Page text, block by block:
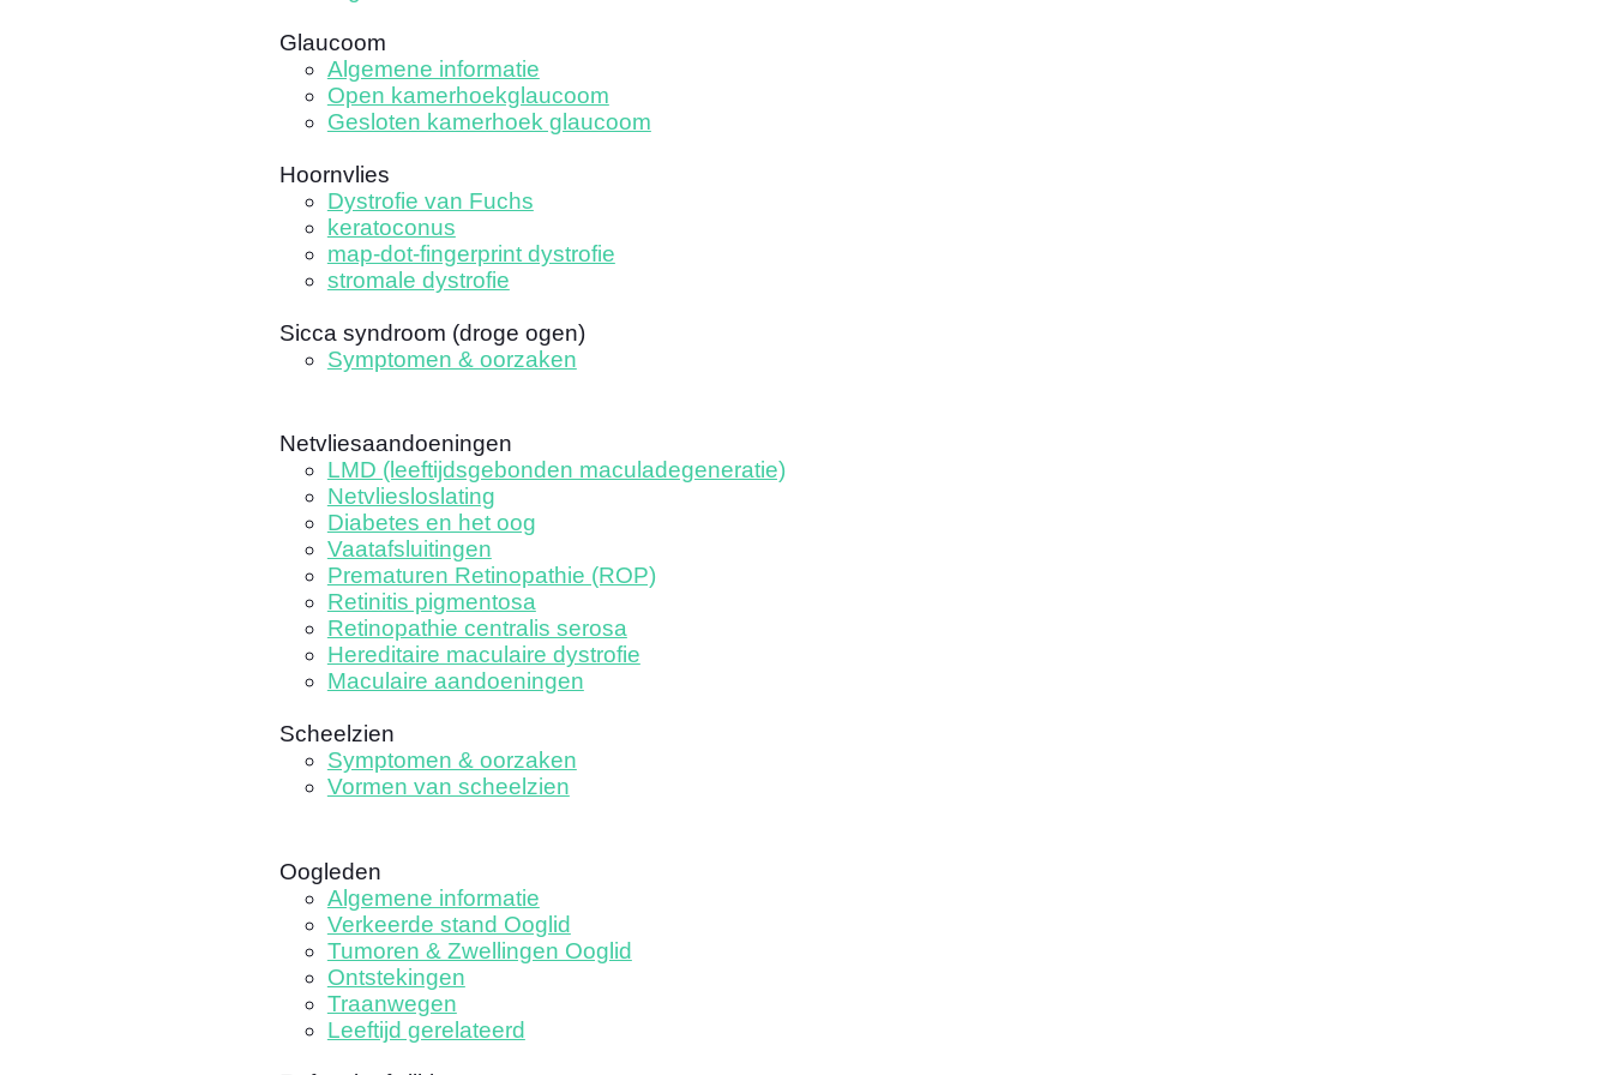
Glaucoom
Algemene informatie
Open kamerhoekglaucoom
Gesloten kamerhoek glaucoom
Hoornvlies
Dystrofie van Fuchs
keratoconus
map-dot-fingerprint dystrofie
stromale dystrofie
Sicca syndroom (droge ogen)
Symptomen & oorzaken
Netvliesaandoeningen
LMD (leeftijdsgebonden maculadegeneratie)
Netvliesloslating
Diabetes en het oog
Vaatafsluitingen
Prematuren Retinopathie (ROP)
Retinitis pigmentosa
Retinopathie centralis serosa
Hereditaire maculaire dystrofie
Maculaire aandoeningen
Scheelzien
Symptomen & oorzaken
Vormen van scheelzien
Oogleden
Algemene informatie
Verkeerde stand Ooglid
Tumoren & Zwellingen Ooglid
Ontstekingen
Traanwegen
Leeftijd gerelateerd